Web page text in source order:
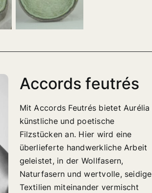
Accords feutrés
Mit Accords Feutrés bietet Aurélia
künstliche und poetische
Filzstücken an. Hier wird eine
überlieferte handwerkliche Arbeit
geleistet, in der Wollfasern,
Naturfasern und wertvolle, seidige
Textilien miteinander vermischt